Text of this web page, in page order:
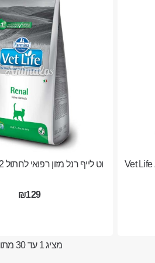
וט לייף רנל מזון רפואי לחתול 2 ק"ג Vet Life
₪129
מציג 1 עד 30 מתוך 36 (2 עמודים)